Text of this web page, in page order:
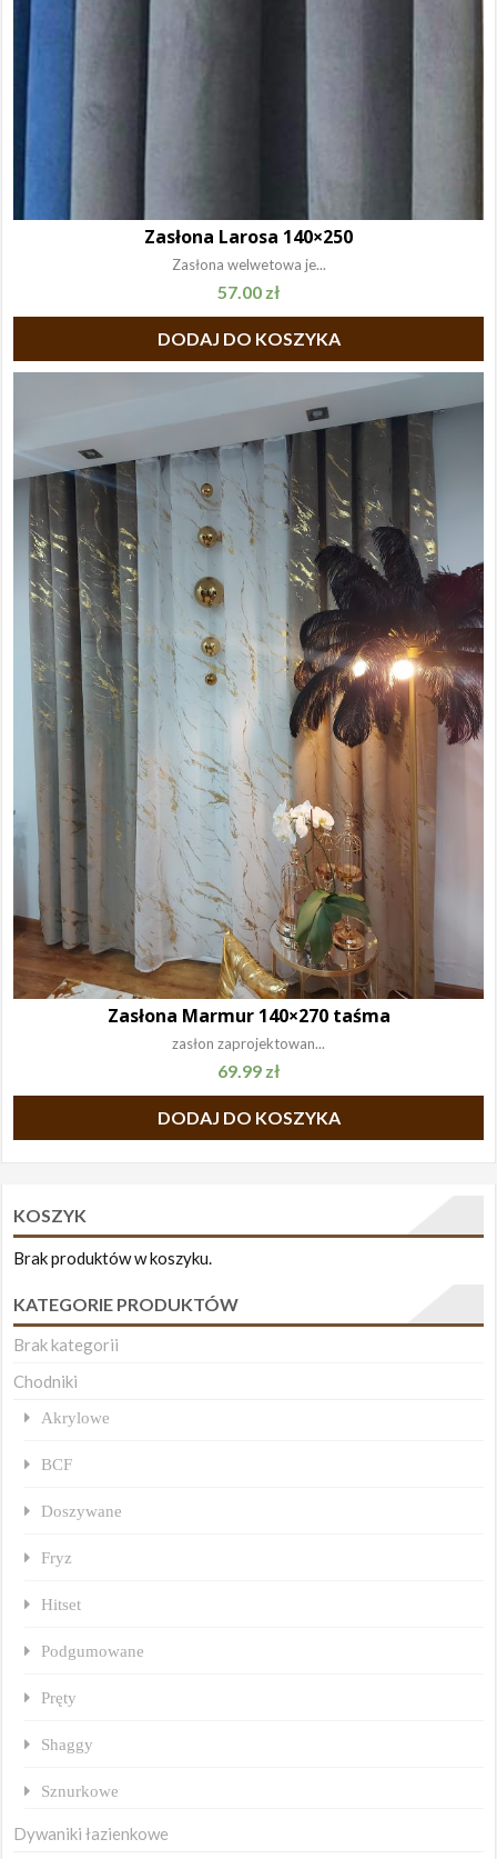
Zasłona Larosa 140×250
Zasłona welwetowa je...
57.00 zł
DODAJ DO KOSZYKA
Zasłona Marmur 140×270 taśma
zasłon zaprojektowan...
69.99 zł
DODAJ DO KOSZYKA
KOSZYK
Brak produktów w koszyku.
KATEGORIE PRODUKTÓW
Brak kategorii
Chodniki
Akrylowe
BCF
Doszywane
Fryz
Hitset
Podgumowane
Pręty
Shaggy
Sznurkowe
Dywaniki łazienkowe